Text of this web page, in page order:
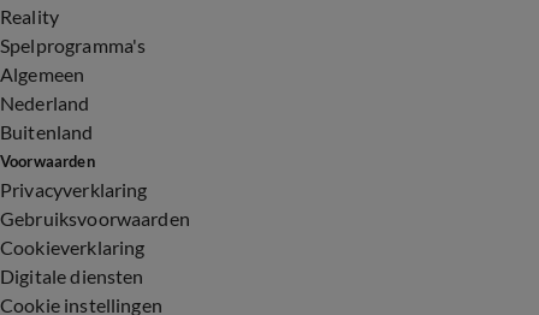
Reality
Spelprogramma's
Algemeen
Nederland
Buitenland
Voorwaarden
Privacyverklaring
Gebruiksvoorwaarden
Cookieverklaring
Digitale diensten
Cookie instellingen